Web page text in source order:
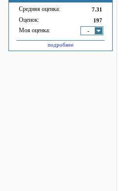
Средняя оценка: 7.31
Оценок: 197
Моя оценка: -
подробнее